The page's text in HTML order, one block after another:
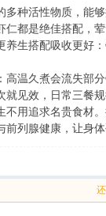
多种活性物质，能
仁都是绝佳搭配，
养生搭配吸收更好
高温久煮会流失部
就见效，日常三餐
不用追求名贵食材
前列腺健康，让身